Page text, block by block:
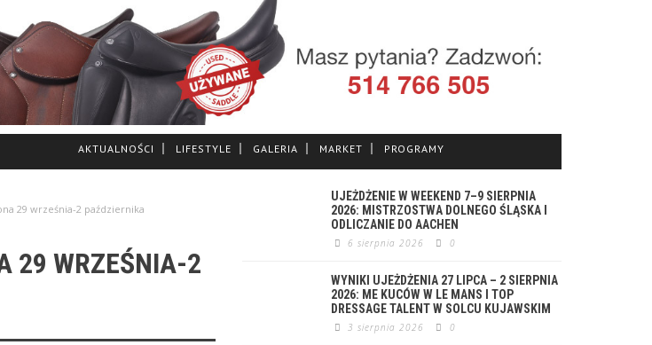
AKTUALNOŚCI LIFESTYLE GALERIA MARKET PROGRAMY
29 września-2 października
29 WRZEŚNIA-2
UJEŻDŻENIE W WEEKEND 7–9 SIERPNIA
2026: MISTRZOSTWA DOLNEGO ŚLĄSKA I
ODLICZANIE DO AACHEN
6 sierpnia 2026 0
WYNIKI UJEŻDŻENIA 27 LIPCA – 2 SIERPNIA
2026: ME KUCÓW W LE MANS I TOP
DRESSAGE TALENT W SOLCU KUJAWSKIM
3 sierpnia 2026 0